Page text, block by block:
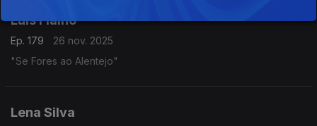
Luis Fialho
Ep. 179
26 nov. 2025
"Se Fores ao Alentejo"
Lena Silva